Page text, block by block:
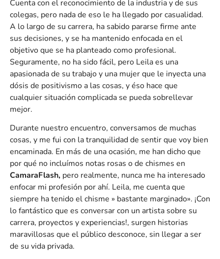
Cuenta con el reconocimiento de la industria y de sus
colegas, pero nada de eso le ha llegado por casualidad.
A lo largo de su carrera, ha sabido pararse firme ante
sus decisiones, y se ha mantenido enfocada en el
objetivo que se ha planteado como profesional.
Seguramente, no ha sido fácil, pero Leila es una
apasionada de su trabajo y una mujer que le inyecta una
dósis de positivismo a las cosas, y éso hace que
cualquier situación complicada se pueda sobrellevar
mejor.
Durante nuestro encuentro, conversamos de muchas
cosas, y me fui con la tranquilidad de sentir que voy bien
encaminada. En más de una ocasión, me han dicho que
por qué no incluímos notas rosas o de chismes en
CamaraFlash, pero realmente, nunca me ha interesado
enfocar mi profesión por ahí. Leila, me cuenta que
siempre ha tenido el chisme » bastante marginado». ¡Con
lo fantástico que es conversar con un artista sobre su
carrera, proyectos y experiencias!, surgen historias
maravillosas que el público desconoce, sin llegar a ser
de su vida privada.